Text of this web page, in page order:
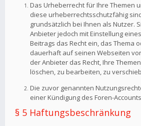
Das Urheberrecht für Ihre Themen
diese urheberrechtsschutzfähig
grundsätzlich bei Ihnen als Nutzer.
Anbieter jedoch mit Einstellung
Beitrags das Recht ein, das Thema
dauerhaft auf seinen Webseiten
der Anbieter das Recht, Ihre
löschen, zu bearbeiten, zu
Die zuvor genannten
einer Kündigung des Foren-
§ 5 Haftungsbeschränkung